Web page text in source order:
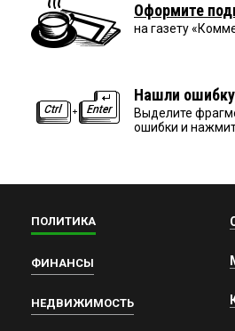
Оформите
на газету
Нашли
Выделите
ошибки и
ПОЛИТИКА
ФИНАНСЫ
НЕДВИЖИМОСТЬ